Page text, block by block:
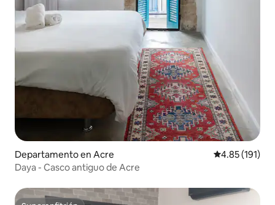
Departamento en Acre Calificación
4.85 (191)
Daya - Casco antiguo de Acre